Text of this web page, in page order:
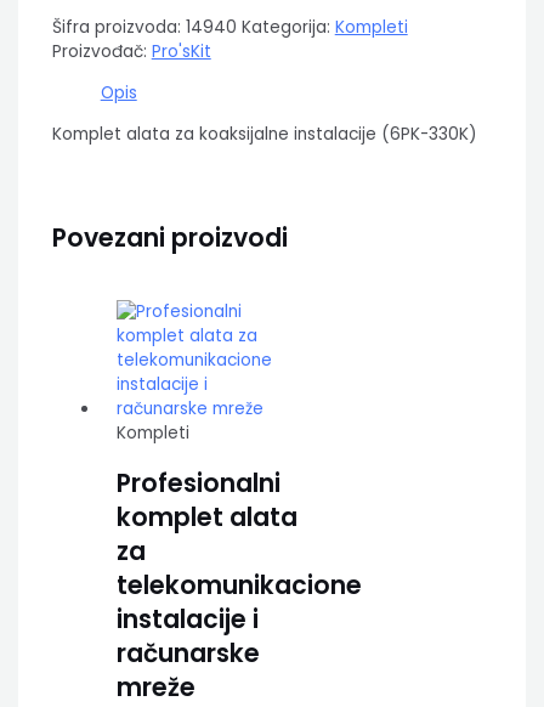
Šifra proizvoda: 14940 Kategorija: Kompleti
Proizvođač: Pro'sKit
Opis
Komplet alata za koaksijalne instalacije (6PK-330K)
Povezani proizvodi
Kompleti
Profesionalni
komplet alata
za
telekomunikacione
instalacije i
računarske
mreže